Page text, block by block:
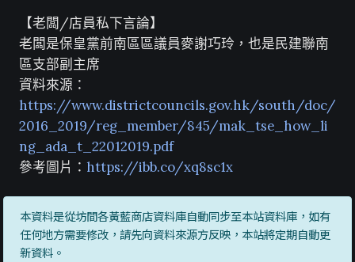
【老闆/店員私下言論】
老闆是保皇黨前南區區議員麥謝巧玲，也是民建聯南
區支部副主席
資料來源：
https://www.districtcouncils.gov.hk/south/doc/
2016_2019/reg_member/845/mak_tse_how_li
ng_ada_t_22012019.pdf
參考圖片： https://ibb.co/xq8sc1x
本資料是從坊間各黃藍商店資料庫自動同步至本站資料庫，如有
任何地方需要修改，請先向資料來源方反映，本站將定期自動更
新資料。